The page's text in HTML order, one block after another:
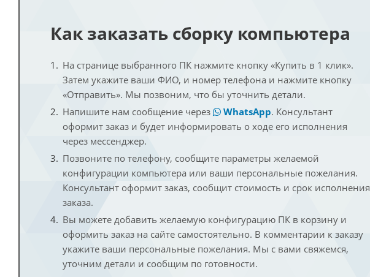
Как заказать сборку компьютера
На странице выбранного ПК нажмите кнопку «Купить в 1 клик».
Затем укажите ваши ФИО, и номер телефона и нажмите кнопку
«Отправить». Мы позвоним, что бы уточнить детали.
Напишите нам сообщение через
WhatsApp. Консультант
оформит заказ и будет информировать о ходе его исполнения
через мессенджер.
Позвоните по телефону, сообщите параметры желаемой
конфигурации компьютера или ваши персональные пожелания.
Консультант оформит заказ, сообщит стоимость и срок исполнения
заказа.
Вы можете добавить желаемую конфигурацию ПК в корзину и
оформить заказ на сайте самостоятельно. В комментарии к заказу
укажите ваши персональные пожелания. Мы с вами свяжемся,
уточним детали и сообщим по готовности.